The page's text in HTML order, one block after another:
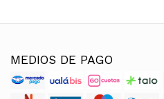
MEDIOS DE PAGO